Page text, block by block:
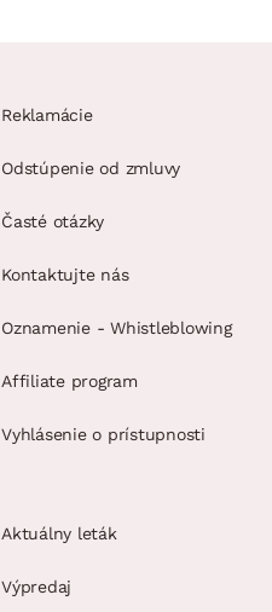
Reklamácie
Odstúpenie od zmluvy
Časté otázky
Kontaktujte nás
Oznamenie - Whistleblowing
Affiliate program
Vyhlásenie o prístupnosti
Aktuálny leták
Výpredaj